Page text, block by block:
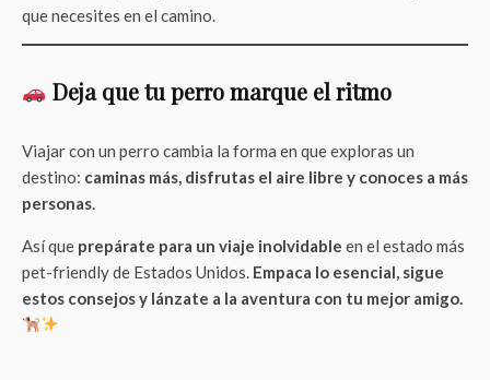
que necesites en el camino.
Deja que tu perro marque el ritmo
Viajar con un perro cambia la forma en que exploras un
destino: caminas más, disfrutas el aire libre y conoces a más
personas.
Así que prepárate para un viaje inolvidable en el estado más
pet-friendly de Estados Unidos. Empaca lo esencial, sigue
estos consejos y lánzate a la aventura con tu mejor amigo.